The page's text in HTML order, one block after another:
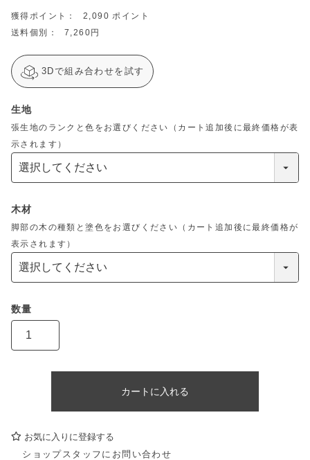
2,090
7,260
3Dで組み合わせを試す
生地
張生地のランクと色をお選びください（カート追加後に最終価格が表
示されます）
木材
脚部の木の種類と塗色をお選びください（カート追加後に最終価格が
表示されます）
お気に入りに登録する
カートに入れる
ショップスタッフにお問い合わせ